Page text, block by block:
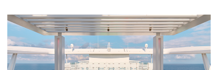
BOUTIQUE
CULTURE
HIGH TECH